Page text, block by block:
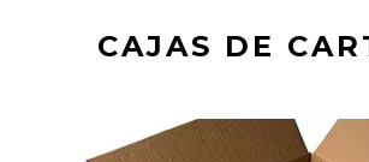
CAJAS DE